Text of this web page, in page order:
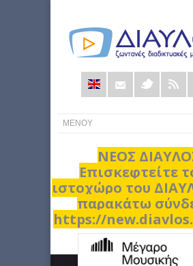
ΝΕΟΣ
Επισκεφτείτε
ιστοχώρο του
παρακάτω
https://